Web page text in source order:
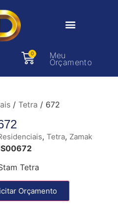
0 Meu
Orçamento
/ Tetra / 672
, Tetra, Zamak
Tetra
Orçamento